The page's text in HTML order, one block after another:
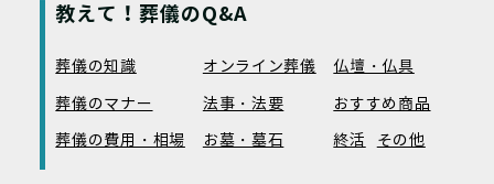
教えて！葬儀のQ&A
葬儀の知識 オンライン葬儀
仏壇・仏具
葬儀のマナー
法事・法要
おすすめ商品
葬儀の費用・相場
お墓・墓石 終活 その他